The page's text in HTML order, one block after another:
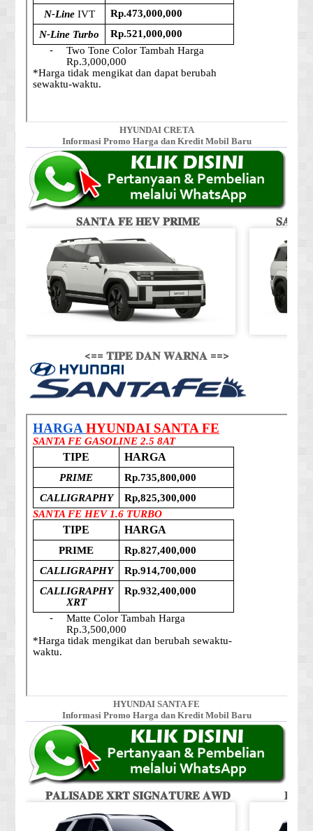
HYUNDAI CRETA
Informasi Promo Harga dan Kredit Mobil Baru
𝐒𝐀𝐍𝐓𝐀 𝐅𝐄 𝐇𝐄𝐕 𝐏𝐑𝐈𝐌𝐄
<== 𝐓𝐈𝐏𝐄 𝐃𝐀𝐍 𝐖𝐀𝐑𝐍𝐀 ==>
HYUNDAI SANTA FE
Informasi Promo Harga dan Kredit Mobil Baru
𝐏𝐀𝐋𝐈𝐒𝐀𝐃𝐄 𝐗𝐑𝐓 𝐒𝐈𝐆𝐍𝐀𝐓𝐔𝐑𝐄 𝐀𝐖𝐃